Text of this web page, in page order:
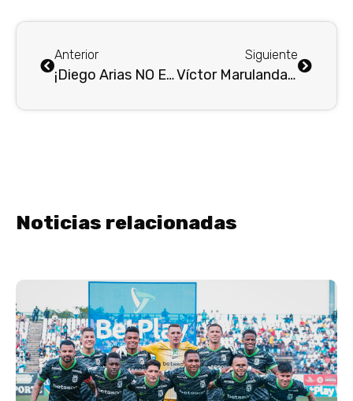
Anterior
¡Diego Arias NO ES MÁS EL DT DE Atlético Nacional!
Siguiente
Víctor Marulanda, es el nuevo gerente deportivo de Atlético Nacional…
Noticias relacionadas